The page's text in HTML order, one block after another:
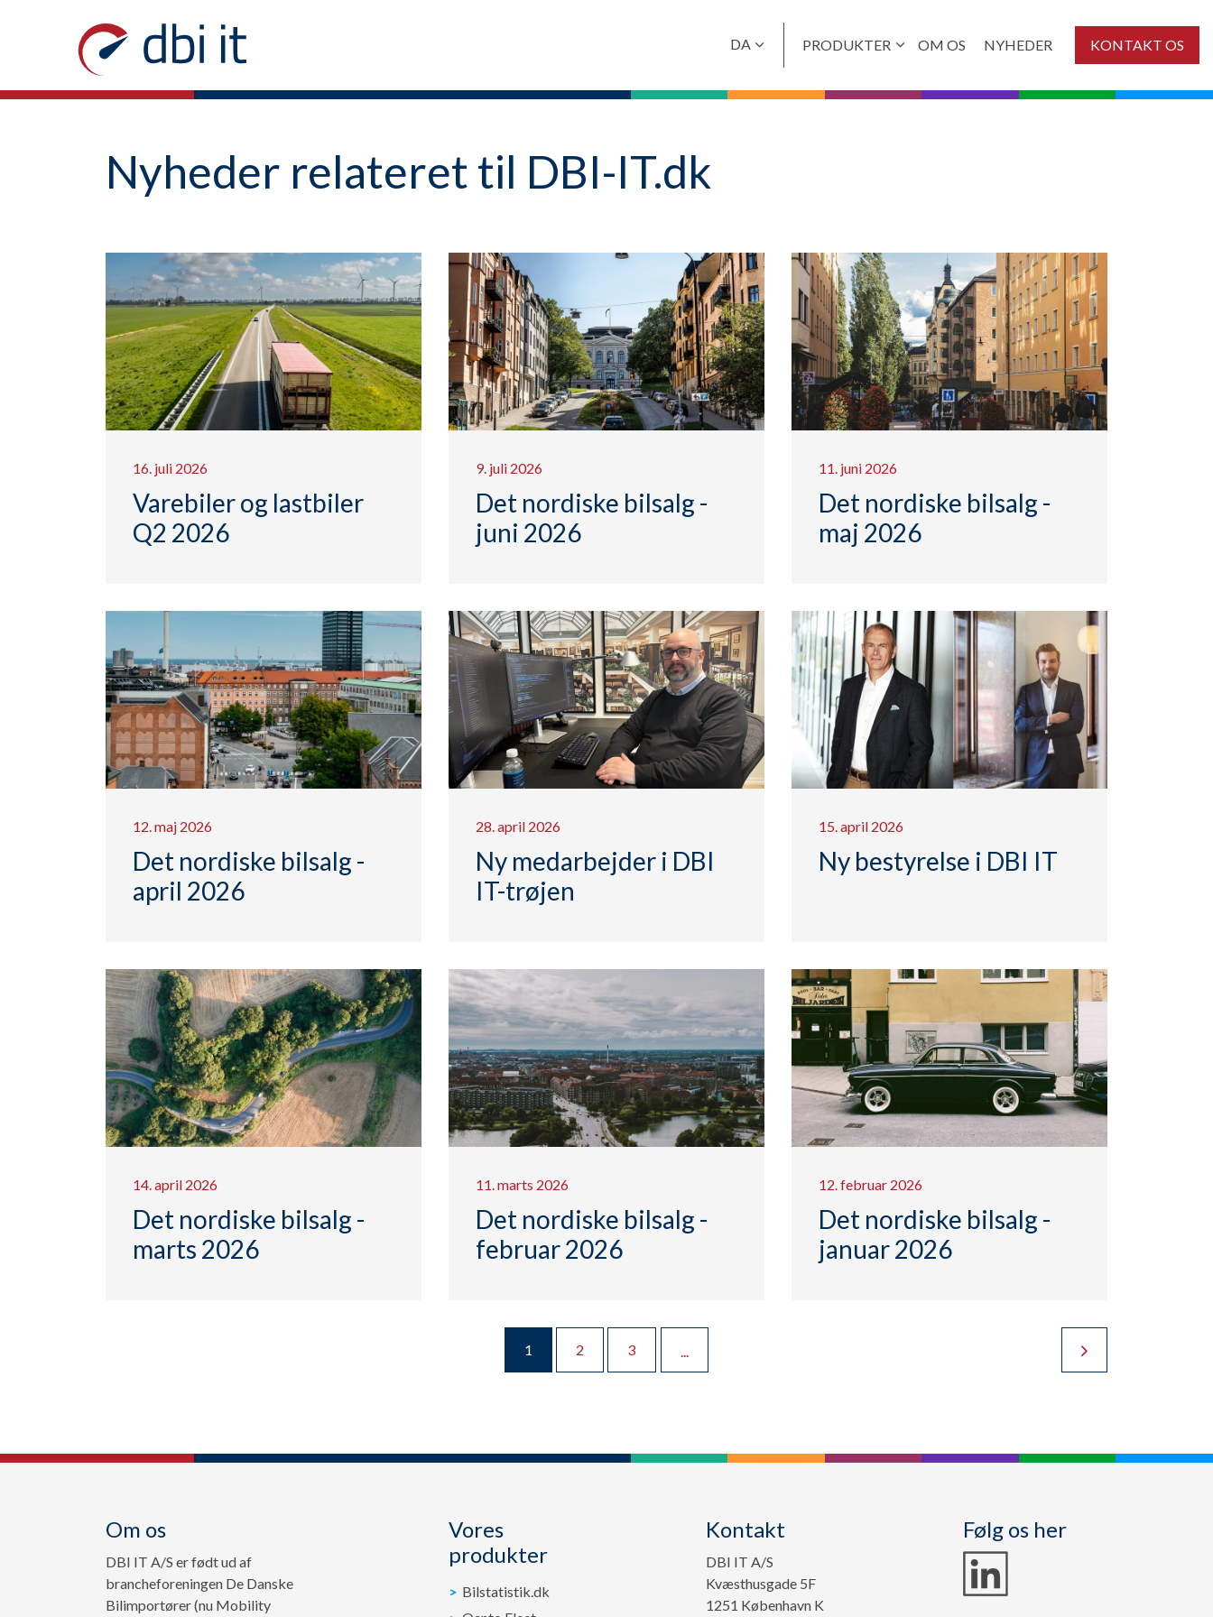
DA
PRODUKTER OM OS NYHEDER KONTAKT OS
Nyheder relateret til DBI-IT.dk
16. juli 2026
Varebiler og lastbiler
Q2 2026
9. juli 2026
Det nordiske bilsalg -
juni 2026
11. juni 2026
Det nordiske bilsalg -
maj 2026
12. maj 2026
Det nordiske bilsalg -
april 2026
28. april 2026
Ny medarbejder i DBI
IT-trøjen
15. april 2026
Ny bestyrelse i DBI IT
14. april 2026
Det nordiske bilsalg -
marts 2026
11. marts 2026
Det nordiske bilsalg -
februar 2026
12. februar 2026
Det nordiske bilsalg -
januar 2026
1 2 3
Om os
DBI IT A/S er født ud af
brancheforeningen De Danske
Bilimportører (nu Mobility
Vores
produkter
Bilstatistik.dk
Kontakt
DBI IT A/S
Kvæsthusgade 5F
1251 København K
Følg os her